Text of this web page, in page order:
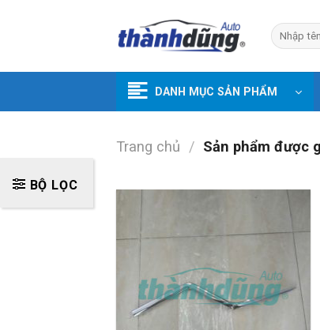
Tìm
kiếm:
DANH MỤC SẢN PHẨM
Trang chủ / Sản phẩm được
BỘ LỌC